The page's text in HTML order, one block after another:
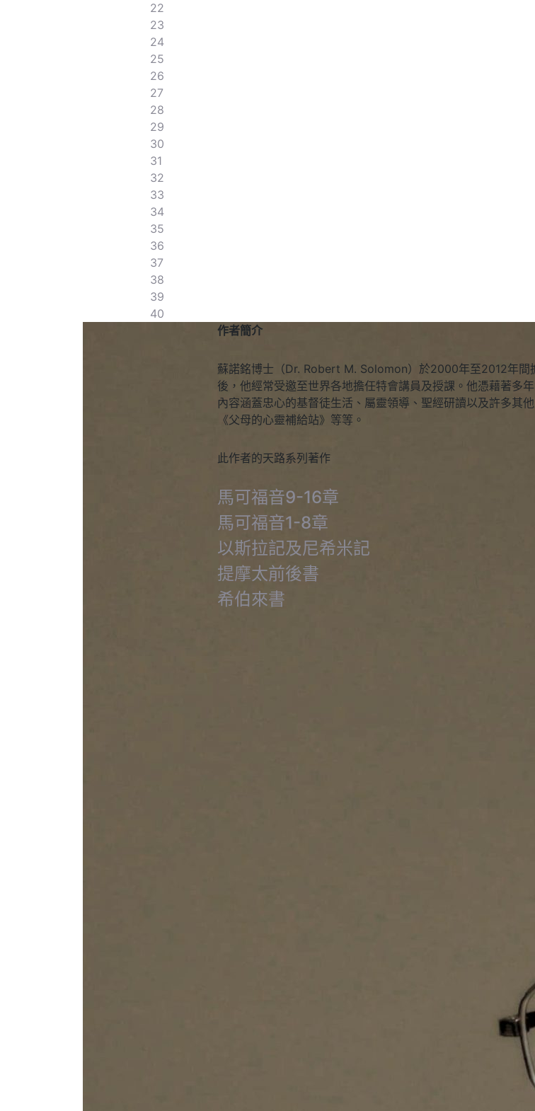
22
23
24
25
26
27
28
29
30
31
32
33
34
35
36
37
38
39
40
作者簡介
蘇諾銘博士（Dr. Robert M. Solomon）於2000年至2012年間
後，他經常受邀至世界各地擔任特會講員及授課。他憑藉著多
內容涵蓋忠心的基督徒生活、屬靈領導、聖經研讀以及許多其
《父母的心靈補給站》等等。
此作者的天路系列著作
馬可福音9-16章
馬可福音1-8章
以斯拉記及尼希米記
提摩太前後書
希伯來書